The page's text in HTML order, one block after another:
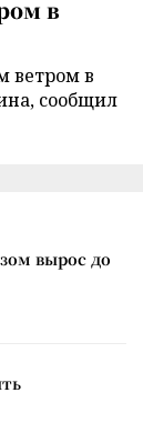
в
ветром в
сообщил
вырос до